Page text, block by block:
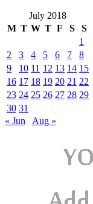
July 2018
M T W T F S
S
1
2
3 4 5 6 7
8
9
10 11 12 13 14 15
16 17 18 19 20 21 22
23 24 25 26 27 28 29
30 31
« Jun
Aug »